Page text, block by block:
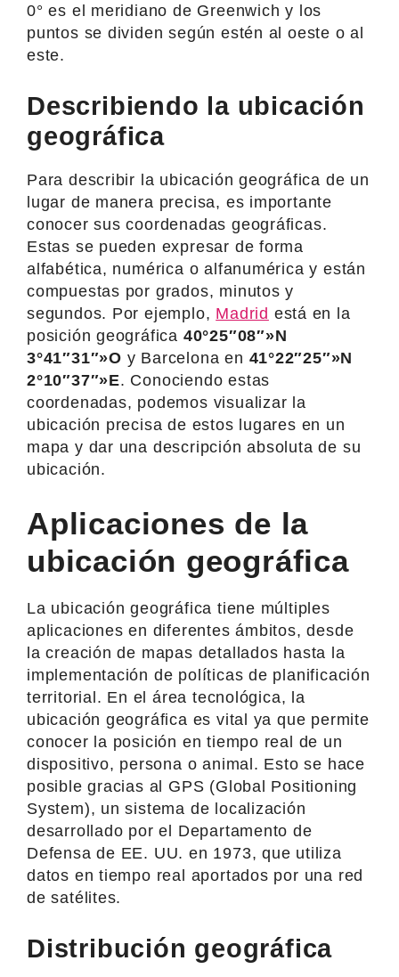
0° es el meridiano de Greenwich y los
puntos se dividen según estén al oeste o al
este.
Describiendo la ubicación
geográfica
Para describir la ubicación geográfica de un
lugar de manera precisa, es importante
conocer sus coordenadas geográficas.
Estas se pueden expresar de forma
alfabética, numérica o alfanumérica y están
compuestas por grados, minutos y
segundos. Por ejemplo, Madrid está en la
posición geográfica 40°25″08″»N
3°41″31″»O y Barcelona en 41°22″25″»N
2°10″37″»E. Conociendo estas
coordenadas, podemos visualizar la
ubicación precisa de estos lugares en un
mapa y dar una descripción absoluta de su
ubicación.
Aplicaciones de la
ubicación geográfica
La ubicación geográfica tiene múltiples
aplicaciones en diferentes ámbitos, desde
la creación de mapas detallados hasta la
implementación de políticas de planificación
territorial. En el área tecnológica, la
ubicación geográfica es vital ya que permite
conocer la posición en tiempo real de un
dispositivo, persona o animal. Esto se hace
posible gracias al GPS (Global Positioning
System), un sistema de localización
desarrollado por el Departamento de
Defensa de EE. UU. en 1973, que utiliza
datos en tiempo real aportados por una red
de satélites.
Distribución geográfica